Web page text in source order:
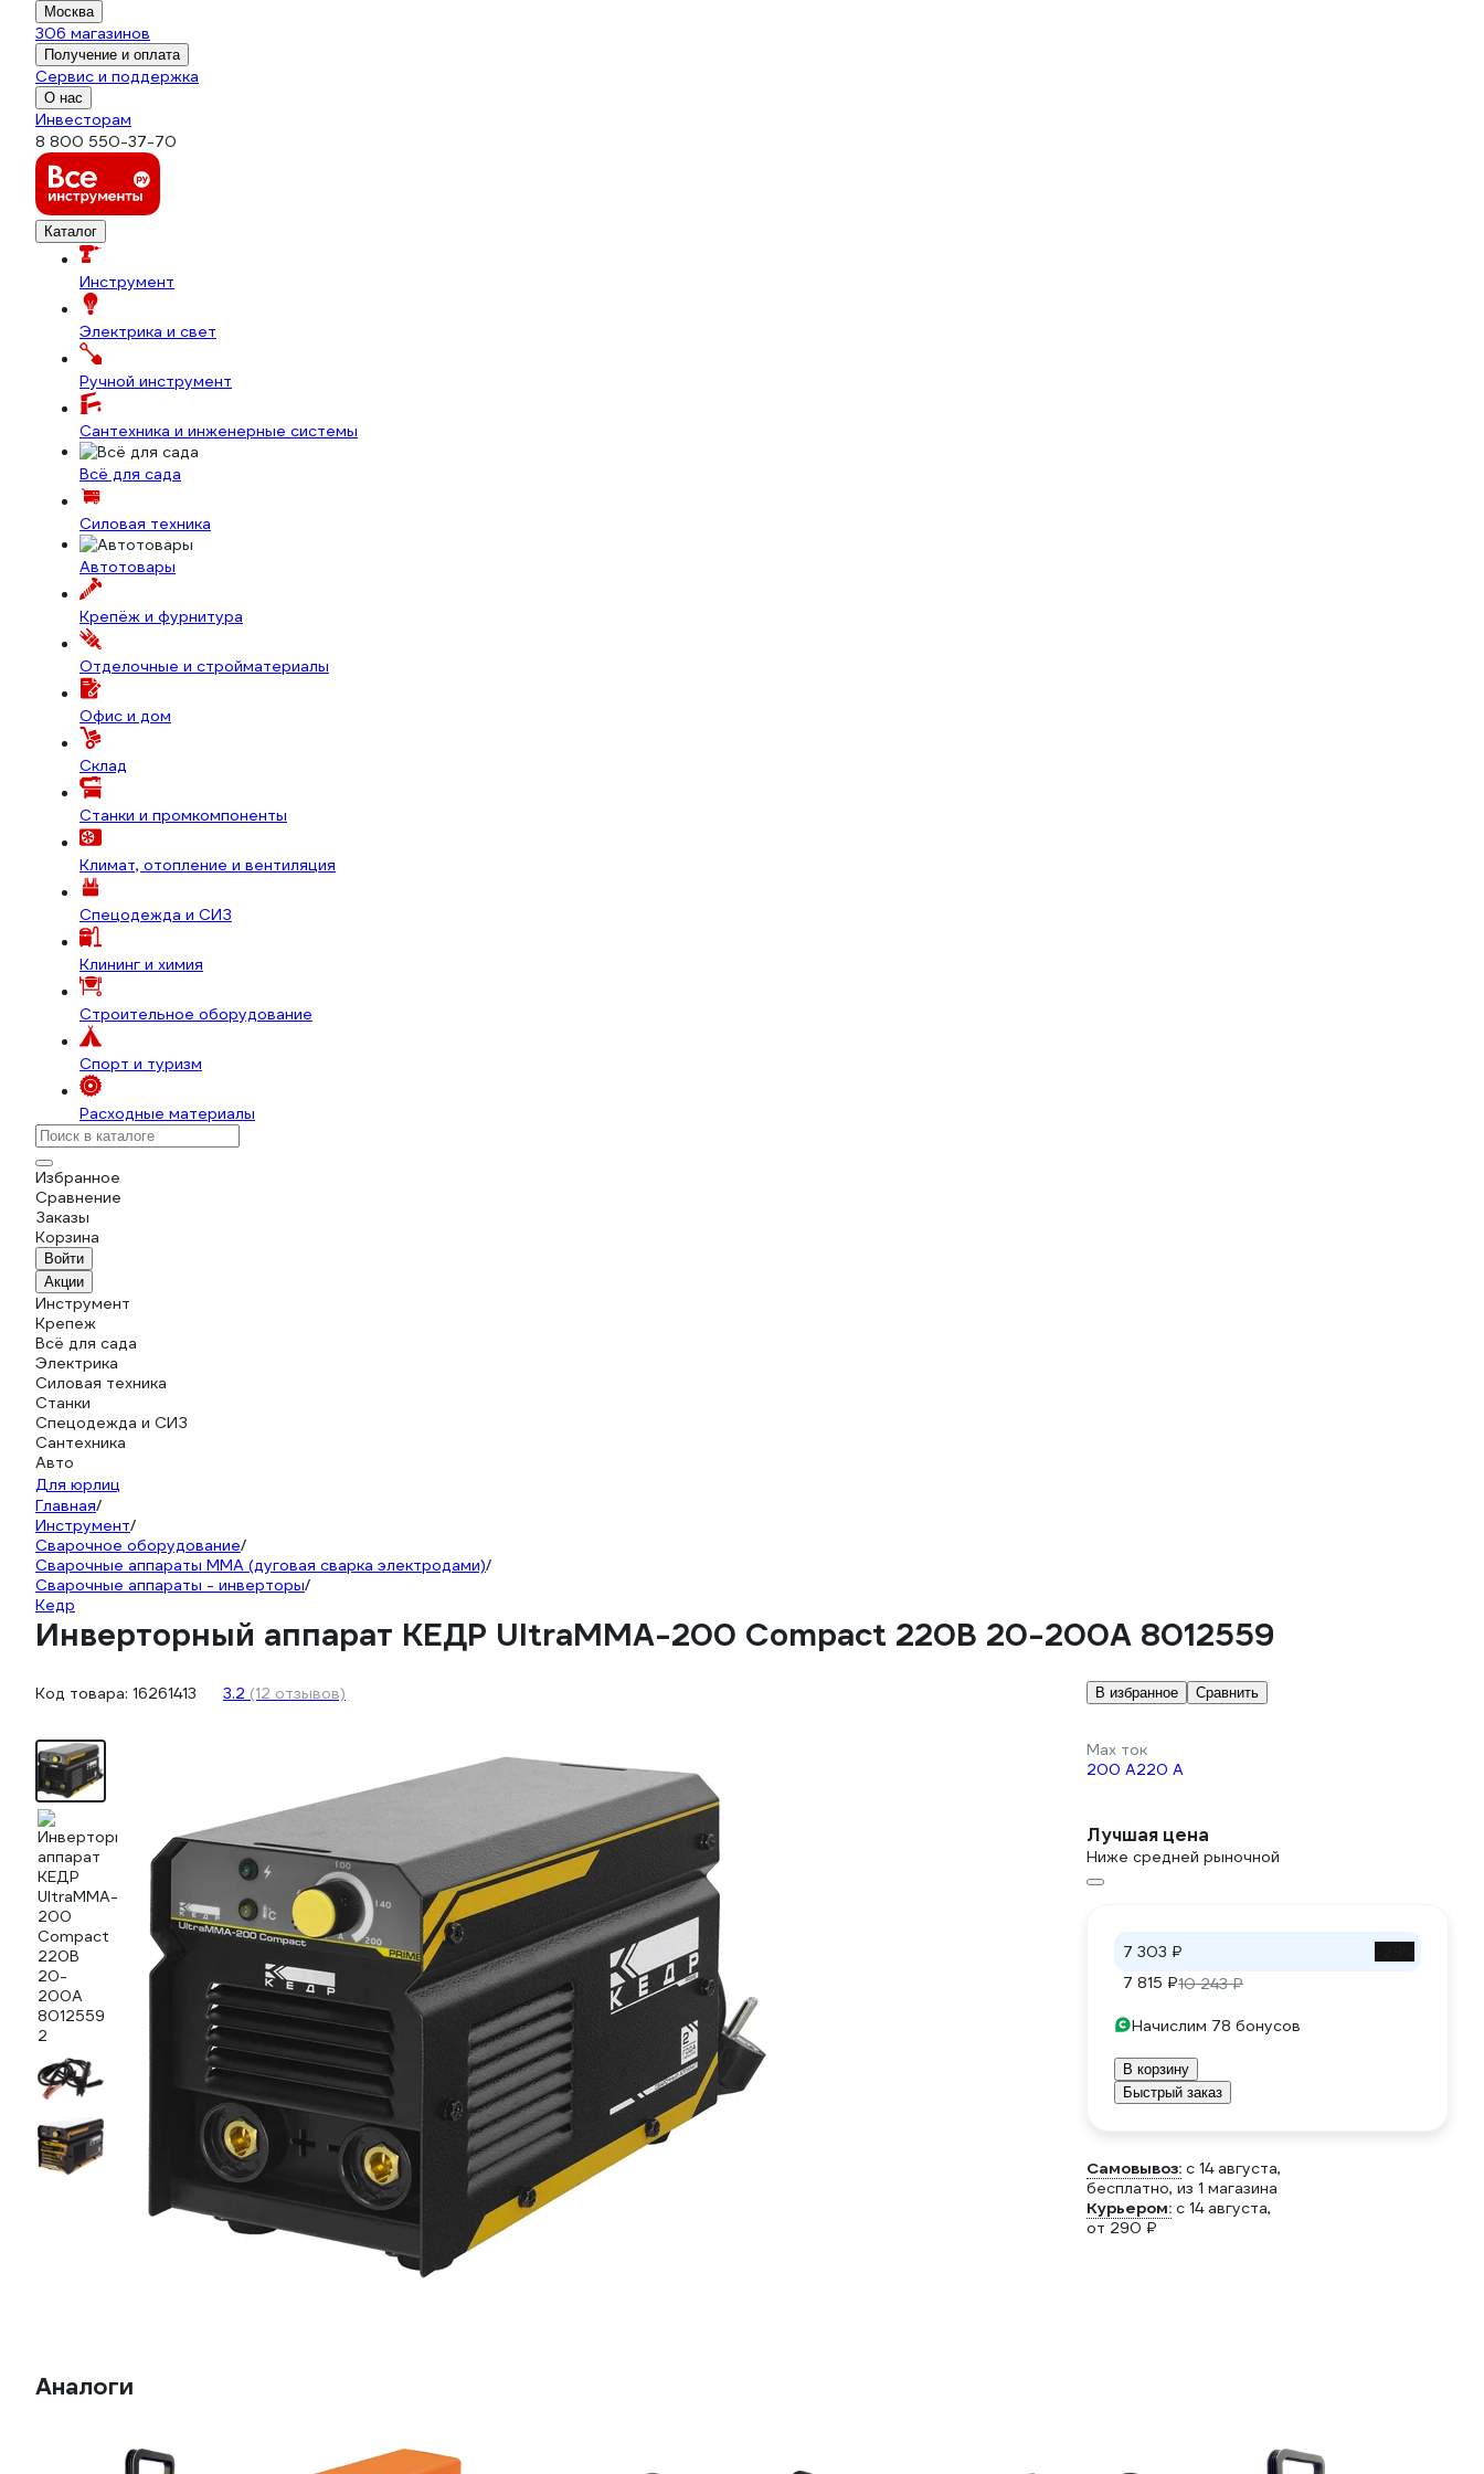
Москва
306 магазинов
Получение и оплата
Сервис и поддержка
О нас
Инвесторам
8 800 550-37-70
Каталог
Инструмент
Электрика и свет
Ручной инструмент
Сантехника и инженерные системы
Всё для сада
Силовая техника
Автотовары
Крепёж и фурнитура
Отделочные и стройматериалы
Офис и дом
Склад
Станки и промкомпоненты
Климат, отопление и вентиляция
Спецодежда и СИЗ
Клининг и химия
Строительное оборудование
Спорт и туризм
Расходные материалы
Избранное
Сравнение
Заказы
Корзина
Войти
Акции
Инструмент
Крепеж
Всё для сада
Электрика
Силовая техника
Станки
Спецодежда и СИЗ
Сантехника
Авто
Для юрлиц
Главная/
Инструмент/
Сварочное оборудование/
Сварочные аппараты ММА (дуговая сварка электродами)/
Сварочные аппараты - инверторы/
Кедр
Инверторный аппарат КЕДР UltraMMA-200 Compact 220В 20-200А 8012559
Код товара: 16261413 3.2 (12 отзывов) В избранное Сравнить
Max ток
200 А220 А
Лучшая цена
Ниже средней рыночной
7 303 ₽
7 815 ₽10 243 ₽
Начислим 78 бонусов
В корзину
Быстрый заказ
Самовывоз: c 14 августа,
бесплатно, из 1 магазина
Курьером: c 14 августа,
от 290 ₽
Аналоги